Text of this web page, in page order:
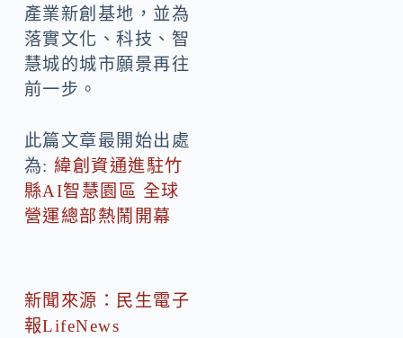
產業新創基地，並為
落實文化、科技、智
慧城的城市願景再往
前一步。
此篇文章最開始出處
為:緯創資通進駐竹
縣AI智慧園區 全球
營運總部熱鬧開幕
新聞來源：民生電子
報LifeNews